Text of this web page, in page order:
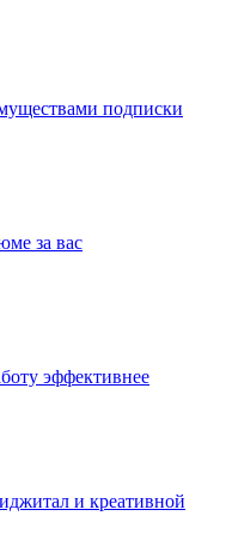
подписки
за вас
эффективнее
и креативной